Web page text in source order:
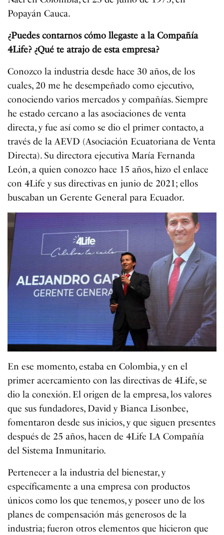
Popayán Cauca.
¿Puedes contarnos cómo llegaste a la Compañía
4Life? ¿Qué te atrajo de esta empresa?
Conozco la industria desde hace 30 años, de los
cuales, 20 me he desempeñado como ejecutivo,
conociendo varios mercados y compañías. Siempre
he estado cercano a las asociaciones de venta
directa, y fue así como se dio el primer contacto, a
través de la AEVD (Asociación Ecuatoriana de Venta
Directa). Su directora ejecutiva María Fernanda
León, a quien conozco hace 15 años, hizo el enlace
con 4Life y sus directivas en junio de 2021; ellos
buscaban un Gerente General para Ecuador.
En ese momento, estaba en Colombia, y en el
primer acercamiento con las directivas de 4Life, se
dio la conexión. El origen de la empresa, los valores
que sus fundadores, David y Bianca Lisonbee,
fomentaron desde sus inicios, y que siguen presentes
después de 25 años, hacen de 4Life LA Compañía
del Sistema Inmunitario.
Pertenecer a la industria del bienestar, y
específicamente a una empresa con productos
únicos como los que tenemos, y poseer uno de los
planes de compensación más generosos de la
industria; fueron otros elementos que hicieron que